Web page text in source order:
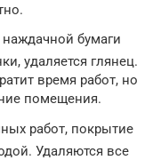
бумаги
удаляется глянец.
время работ, но
помещения.
работ, покрытие
Удаляются все